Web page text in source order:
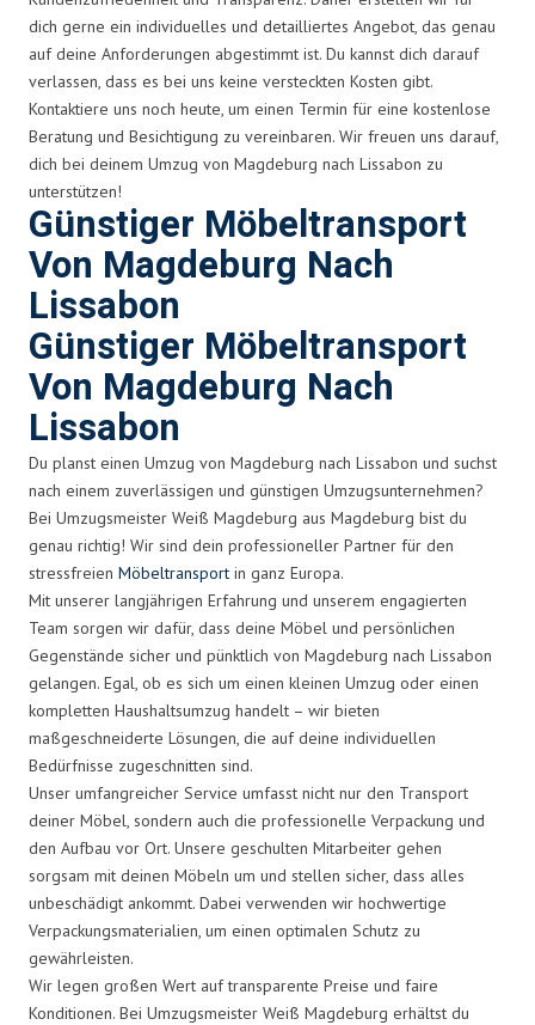
dich gerne ein individuelles und detailliertes Angebot, das genau
auf deine Anforderungen abgestimmt ist. Du kannst dich darauf
verlassen, dass es bei uns keine versteckten Kosten gibt.
Kontaktiere uns noch heute, um einen Termin für eine kostenlose
Beratung und Besichtigung zu vereinbaren. Wir freuen uns darauf,
dich bei deinem Umzug von Magdeburg nach Lissabon zu
unterstützen!
Günstiger Möbeltransport
Von Magdeburg Nach
Lissabon
Günstiger Möbeltransport
Von Magdeburg Nach
Lissabon
Du planst einen Umzug von Magdeburg nach Lissabon und suchst
nach einem zuverlässigen und günstigen Umzugsunternehmen?
Bei Umzugsmeister Weiß Magdeburg aus Magdeburg bist du
genau richtig! Wir sind dein professioneller Partner für den
stressfreien Möbeltransport in ganz Europa.
Mit unserer langjährigen Erfahrung und unserem engagierten
Team sorgen wir dafür, dass deine Möbel und persönlichen
Gegenstände sicher und pünktlich von Magdeburg nach Lissabon
gelangen. Egal, ob es sich um einen kleinen Umzug oder einen
kompletten Haushaltsumzug handelt – wir bieten
maßgeschneiderte Lösungen, die auf deine individuellen
Bedürfnisse zugeschnitten sind.
Unser umfangreicher Service umfasst nicht nur den Transport
deiner Möbel, sondern auch die professionelle Verpackung und
den Aufbau vor Ort. Unsere geschulten Mitarbeiter gehen
sorgsam mit deinen Möbeln um und stellen sicher, dass alles
unbeschädigt ankommt. Dabei verwenden wir hochwertige
Verpackungsmaterialien, um einen optimalen Schutz zu
gewährleisten.
Wir legen großen Wert auf transparente Preise und faire
Konditionen. Bei Umzugsmeister Weiß Magdeburg erhältst du